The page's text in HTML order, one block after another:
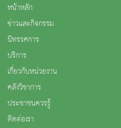
หน้าหลัก
ข่าวและกิจกรรม
นิทรรศการ
บริการ
เกี่ยวกับหน่วยงาน
คลังวิชาการ
ประชาชนควรรู้
ติดต่อเรา